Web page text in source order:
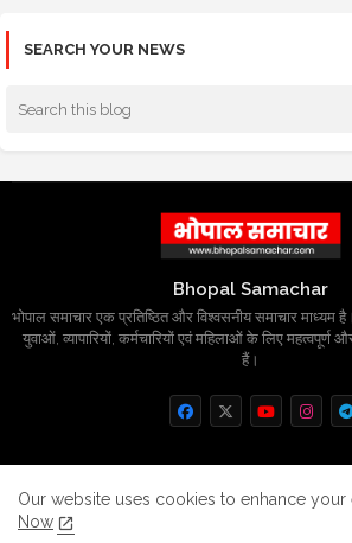
SEARCH YOUR NEWS
Bhopal Samachar
भोपाल समाचार एक प्रतिष्ठित और विश्वसनीय समाचार माध्यम है।
युवाओं, व्यापारियों, कर्मचारियों एवं महिलाओं के लिए महत्वपूर्ण
हैं।
Home About Contact us
Our website uses cookies to enhance your
Now